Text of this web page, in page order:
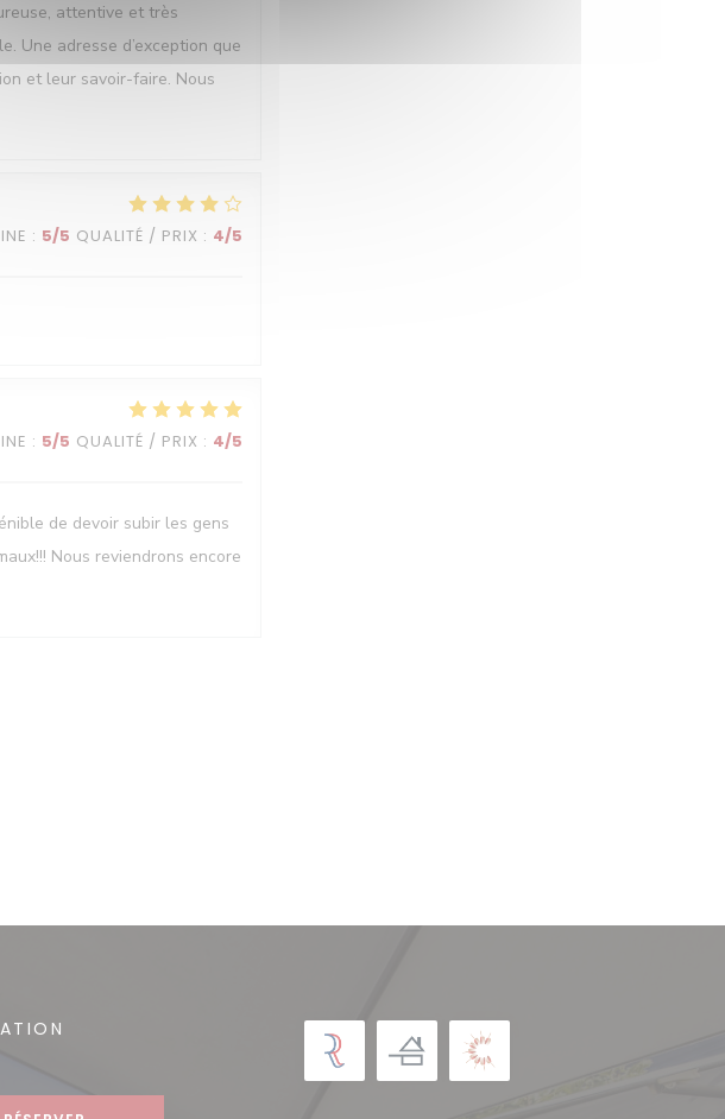
attentive et très
Une adresse d’exception que
et leur savoir-faire. Nous
: 5/5 QUALITÉ / PRIX : 4/5
: 5/5 QUALITÉ / PRIX : 4/5
de devoir subir les gens
Nous reviendrons encore